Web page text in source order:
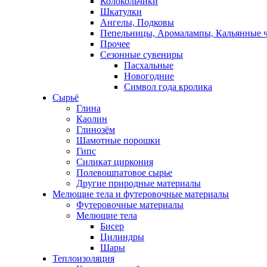
Шкатулки
Ангелы, Подковы
Пепельницы, Аромалампы, Кальянные
Прочее
Сезонные сувениры
Пасхальные
Новогодние
Символ года кролика
Сырьё
Глина
Каолин
Глинозём
Шамотные порошки
Гипс
Силикат циркония
Полевошпатовое сырье
Другие природные материалы
Мелющие тела и футеровочные материалы
Футеровочные материалы
Мелющие тела
Бисер
Цилиндры
Шары
Теплоизоляция